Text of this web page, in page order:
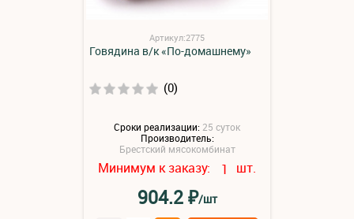
Артикул:2775
Говядина в/к «По-домашнему»
(0)
Сроки реализации:25 суток
Производитель:
Брестский мясокомбинат
Минимум к заказу: 1 шт.
904.2₽/шт